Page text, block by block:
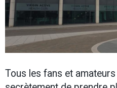
Tous les fans et